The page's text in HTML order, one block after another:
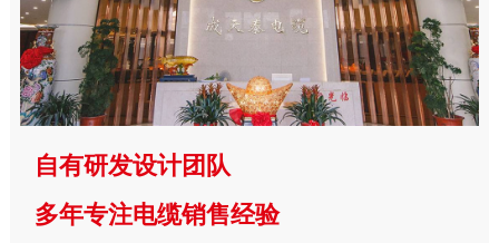
自有研发设计团队
多年专注电缆销售经验